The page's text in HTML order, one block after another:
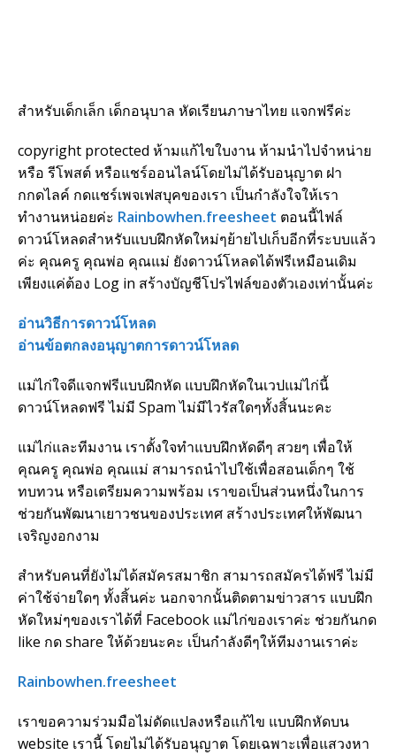
สำหรับเด็กเล็ก เด็กอนุบาล หัดเรียนภาษาไทย แจกฟรีค่ะ
copyright protected ห้ามแก้ไขใบงาน ห้ามนำไปจำหน่าย
หรือ รีโพสต์ หรือแชร์ออนไลน์โดยไม่ได้รับอนุญาต ฝา
กกดไลค์ กดแชร์เพจเฟสบุคของเรา เป็นกำลังใจให้เรา
ทำงานหน่อยค่ะ Rainbowhen.freesheet ตอนนี้ไฟล์
ดาวน์โหลดสำหรับแบบฝึกหัดใหม่ๆย้ายไปเก็บอีกที่ระบบแล้ว
ค่ะ คุณครู คุณพ่อ คุณแม่ ยังดาวน์โหลดได้ฟรีเหมือนเดิม
เพียงแค่ต้อง Log in สร้างบัญชีโปรไฟล์ของตัวเองเท่านั้นค่ะ
อ่านวิธีการดาวน์โหลด
อ่านข้อตกลงอนุญาตการดาวน์โหลด
แม่ไก่ใจดีแจกฟรีแบบฝึกหัด แบบฝึกหัดในเวปแม่ไก่นี้
ดาวน์โหลดฟรี ไม่มี Spam ไม่มีไวรัสใดๆทั้งสิ้นนะคะ
แม่ไก่และทีมงาน เราตั้งใจทำแบบฝึกหัดดีๆ สวยๆ เพื่อให้
คุณครู คุณพ่อ คุณแม่ สามารถนำไปใช้เพื่อสอนเด็กๆ ใช้
ทบทวน หรือเตรียมความพร้อม เราขอเป็นส่วนหนึ่งในการ
ช่วยกันพัฒนาเยาวชนของประเทศ สร้างประเทศให้พัฒนา
เจริญงอกงาม
สำหรับคนที่ยังไม่ได้สมัครสมาชิก สามารถสมัครได้ฟรี ไม่มี
ค่าใช้จ่ายใดๆ ทั้งสิ้นค่ะ นอกจากนั้นติดตามข่าวสาร แบบฝึก
หัดใหม่ๆของเราได้ที่ Facebook แม่ไก่ของเราค่ะ ช่วยกันกด
like กด share ให้ด้วยนะคะ เป็นกำลังดีๆให้ทีมงานเราค่ะ
Rainbowhen.freesheet
เราขอความร่วมมือไม่ดัดแปลงหรือแก้ไข แบบฝึกหัดบน
website เรานี้ โดยไม่ได้รับอนุญาต โดยเฉพาะเพื่อแสวงหา